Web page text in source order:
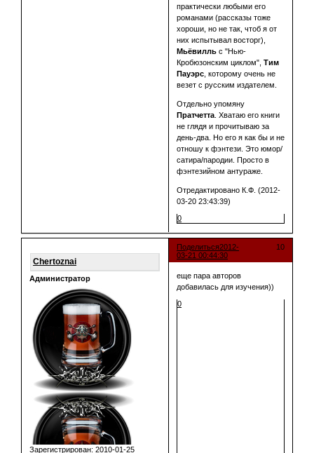
практически любыми его
романами (рассказы тоже
хороши, но не так, чтоб я от
них испытывал восторг),
Мьёвилль с "Нью-
Кробюзонским циклом",Тим
Пауэрс , которому очень не
везет с русским издателем.
Отдельно упомяну
Пратчетта . Хватаю его книги
не глядя и прочитываю за
день-два. Но его я как бы и не
отношу к фэнтези. Это юмор/
сатира/пародии. Просто в
фэнтезийном антураже.
Отредактировано К.Ф. (2012-
03-20 23:43:39)
0
Поделиться 10
2012-
03-21 00:44:30
Chertoznai
Администратор
Зарегистрирован: 2010-01-25
еще пара авторов
добавилась для изучения))
0